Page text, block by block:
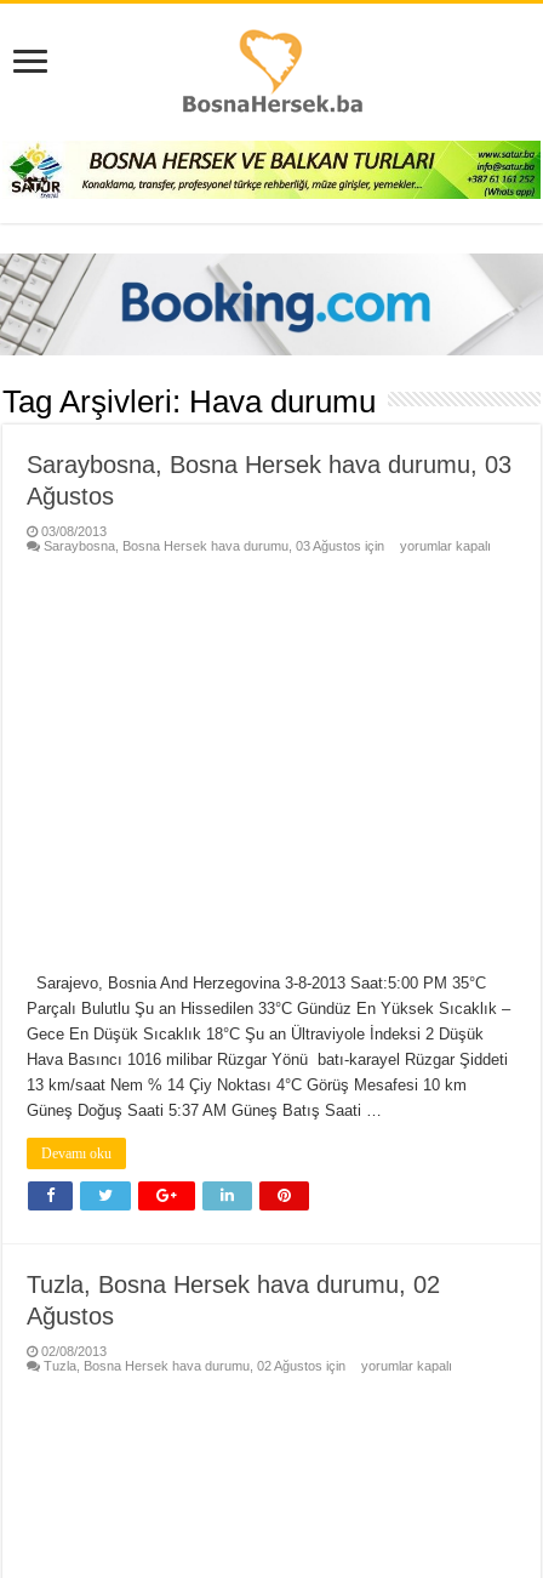
Tag Arşivleri: Hava durumu
Saraybosna, Bosna Hersek hava durumu, 03
Ağustos
03/08/2013
Saraybosna, Bosna Hersek hava durumu, 03 Ağustos için
yorumlar kapalı
Sarajevo, Bosnia And Herzegovina 3-8-2013 Saat:5:00 PM 35°C
Parçalı Bulutlu Şu an Hissedilen 33°C Gündüz En Yüksek Sıcaklık –
Gece En Düşük Sıcaklık 18°C Şu an Ültraviyole İndeksi 2 Düşük
Hava Basıncı 1016 milibar Rüzgar Yönü batı-karayel Rüzgar Şiddeti
13 km/saat Nem % 14 Çiy Noktası 4°C Görüş Mesafesi 10 km
Güneş Doğuş Saati 5:37 AM Güneş Batış Saati …
Devamı oku
Tuzla, Bosna Hersek hava durumu, 02
Ağustos
02/08/2013
Tuzla, Bosna Hersek hava durumu, 02 Ağustos için
yorumlar kapalı